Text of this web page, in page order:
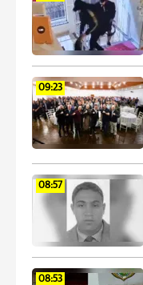
09:23
08:57
08:53